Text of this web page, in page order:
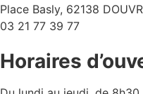
Place Basly, 62138
03 21 77 39 77
Horaires